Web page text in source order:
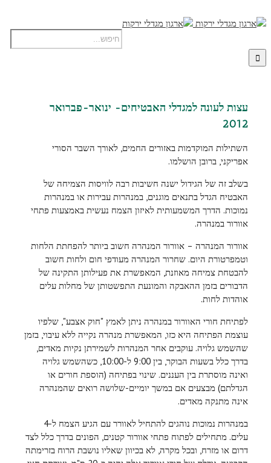
עצות לעונה למגדלי האבטיחים- ינואר-פברואר
השתילות המוקדמות באזורים החמים, לאורך השבר הסורי
אפריקני, ברובן הושלמו.
בשלב זה של הגידול ישנה חשיבות רבה לוויסות הצמיחה של
האבטיח הגדל בתנאים מוגנים, במנהרות עבירות או במנהרות
נמוכות. הדרך המשמעותית לאיזון הצמח נעשית באמצעות פתחי
אוורור במנהרה.
אוורור המנהרה – אוורור המנהרה חשוב ביותר להפחתת הלחות
וטמפרטורת היום. שחרור המנהרה מעודפי חום ולחות חשוב
להבטחת צמיחה מאוזנת, המאפשרת את פעילותן התקינה של
הדבורים בזמן ההאבקה והמונעת התפשטותן של מחלות עלים
אוהדות לחות.
לפתיחת חורי האוורור במנהרה ניתן לאמץ "חוק אצבע", שלפיו
עוצמת הפתיחה היא כזו, המאפשרת מנהרה נקייה ללא עיבוי, בזמן
שהשמש גלויה. עוקבים אחר המנהרות לשמירתן נקיות מאדים,
בדרך כלל בשעות הבוקר, בין 9:00 ל-10:00, כשהשמש גלויה
ואינה מוסתרת בין העננים. שינוי בפתיחה (הוספת חורים או
הגדלתם) מבצעים אם במשך יומיים-שלושה רואים שהמנהרה
אינה מתנקה מאדים.
במנהרות נמוכות נוהגים להתחיל לאוורר עם הגיע הצמח ל-4
עלים. מתחילים לפתוח פתחי אוורור קטנים, הפונים בדרך כלל לצד
דרום או מזרח, ובכל מקרה, לא בכיוון שאליו נושבת הרוח בזרימתה